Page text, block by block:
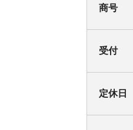
商号
受付
定休日